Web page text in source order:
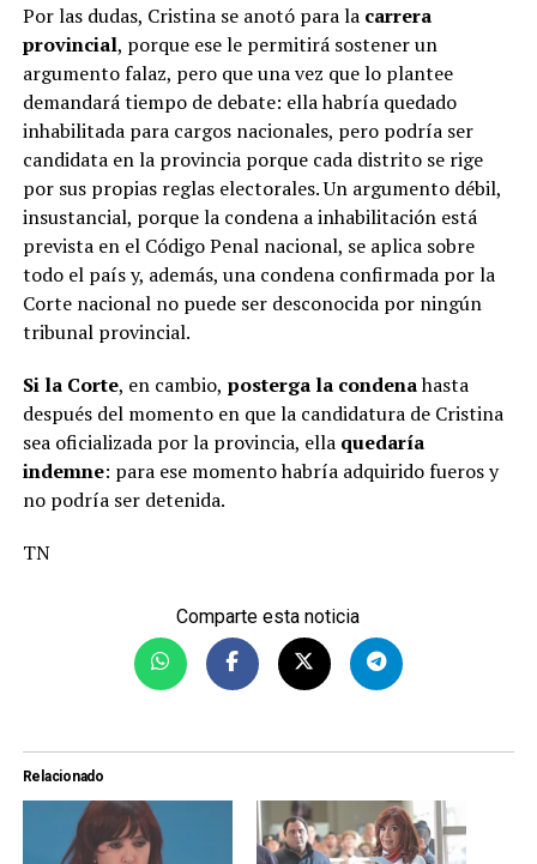
Por las dudas, Cristina se anotó para la carrera
provincial, porque ese le permitirá sostener un
argumento falaz, pero que una vez que lo plantee
demandará tiempo de debate: ella habría quedado
inhabilitada para cargos nacionales, pero podría ser
candidata en la provincia porque cada distrito se rige
por sus propias reglas electorales. Un argumento débil,
insustancial, porque la condena a inhabilitación está
prevista en el Código Penal nacional, se aplica sobre
todo el país y, además, una condena confirmada por la
Corte nacional no puede ser desconocida por ningún
tribunal provincial.
Si la Corte, en cambio, posterga la condenahasta
después del momento en que la candidatura de Cristina
sea oficializada por la provincia, ella quedaría
indemne: para ese momento habría adquirido fueros y
no podría ser detenida.
TN
Comparte esta noticia
Relacionado